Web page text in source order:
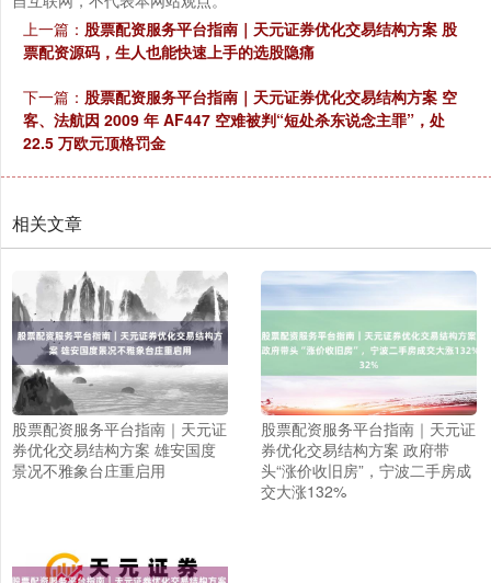
上一篇： 股票配资服务平台指南｜天元证券优化交易结构方案 股
票配资源码，生人也能快速上手的选股隐痛
下一篇： 股票配资服务平台指南｜天元证券优化交易结构方案 空
客、法航因 2009 年 AF447 空难被判“短处杀东说念主罪”，处
22.5 万欧元顶格罚金
相关文章
股票配资服务平台指南｜天元证
券优化交易结构方案 雄安国度
景况不雅象台庄重启用
股票配资服务平台指南｜天元证
券优化交易结构方案 政府带
头“涨价收旧房”，宁波二手房成
交大涨132%